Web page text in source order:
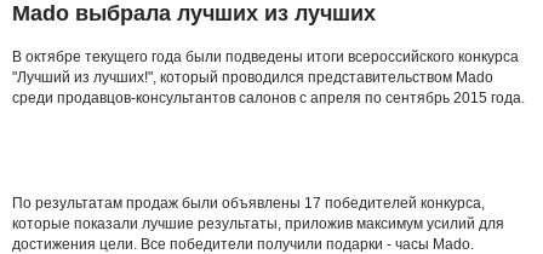
Mado выбрала лучших из лучших
В октябре текущего года были подведены итоги всероссийского конкурса
"Лучший из лучших!", который проводился представительством Mado
среди продавцов-консультантов салонов с апреля по сентябрь 2015 года.
По результатам продаж были объявлены 17 победителей конкурса,
которые показали лучшие результаты, приложив максимум усилий для
достижения цели. Все победители получили подарки - часы Mado.